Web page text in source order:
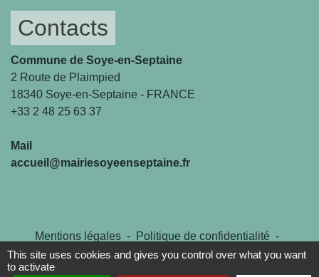
Contacts
Commune de Soye-en-Septaine
2 Route de Plaimpied
18340 Soye-en-Septaine - FRANCE
+33 2 48 25 63 37
Mail
accueil@mairiesoyeenseptaine.fr
Mentions légales - Politique de confidentialité -
Accessibilité - Plan du site - Gestion des cookies
This site uses cookies and gives you control over what you want
to activate